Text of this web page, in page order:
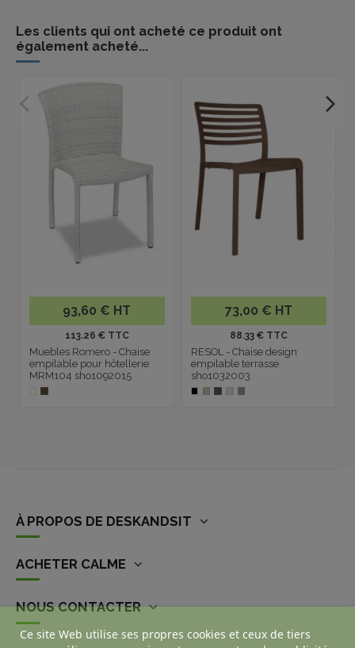
Les clients qui ont acheté ce produit ont
également acheté...
93,60 € HT
113.26 € TTC
Muebles Romero - Chaise
empilable pour hôtellerie
MRM104 sho1092015
73,00 € HT
88.33 € TTC
RESOL - Chaise design
empilable terrasse
sho1032003
À PROPOS DE DESKANDSIT
ACHETER CALME
NOUS CONTACTER
Ce site Web utilise ses propres cookies et ceux de tiers